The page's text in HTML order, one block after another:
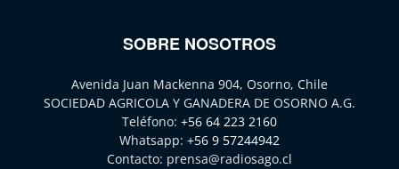
SOBRE NOSOTROS
Avenida Juan Mackenna 904, Osorno, Chile
SOCIEDAD AGRICOLA Y GANADERA DE OSORNO A.G.
Teléfono: +56 64 223 2160
Whatsapp: +56 9 57244942
Contacto: prensa@radiosago.cl